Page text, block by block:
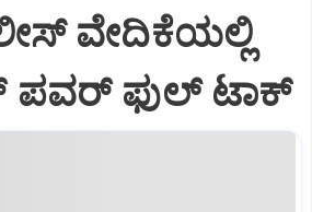
ವೇದಿಕೆಯಲ್ಲಿ
ಪವರ್‌ ಫುಲ್‌ ಟಾಕ್